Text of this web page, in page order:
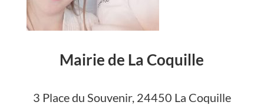
Mairie de La Coquille
3 Place du Souvenir, 24450 La Coquille